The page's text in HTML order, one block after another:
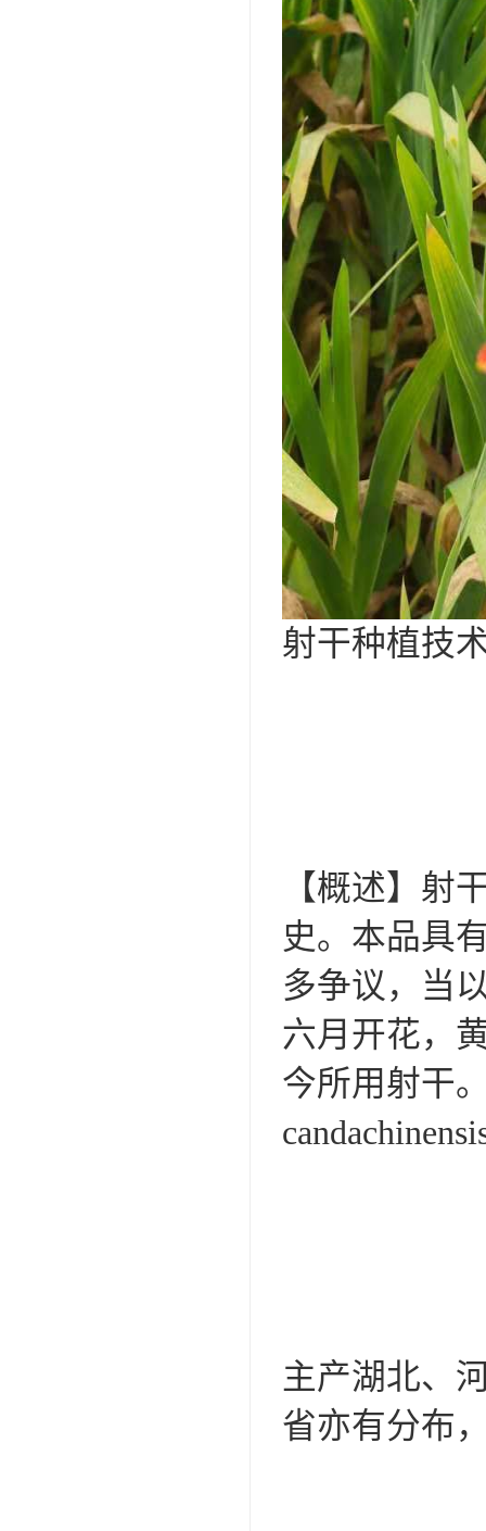
射干种植技
【概述】射
史。本品具
多争议，当
六月开花，
今所用射干
主产湖北、
省亦有分布